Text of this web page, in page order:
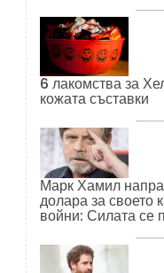
6 лакомства за
кожата съставки
Марк Хамил
долара за своето
войни: Силата се